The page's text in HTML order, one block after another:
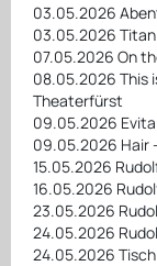
03.05.2026
03.05.2026
07.05.2026 On
08.05.2026 This
Theaterfürst
09.05.2026
09.05.2026 Hair
15.05.2026
16.05.2026
23.05.2026
24.05.2026
24.05.2026